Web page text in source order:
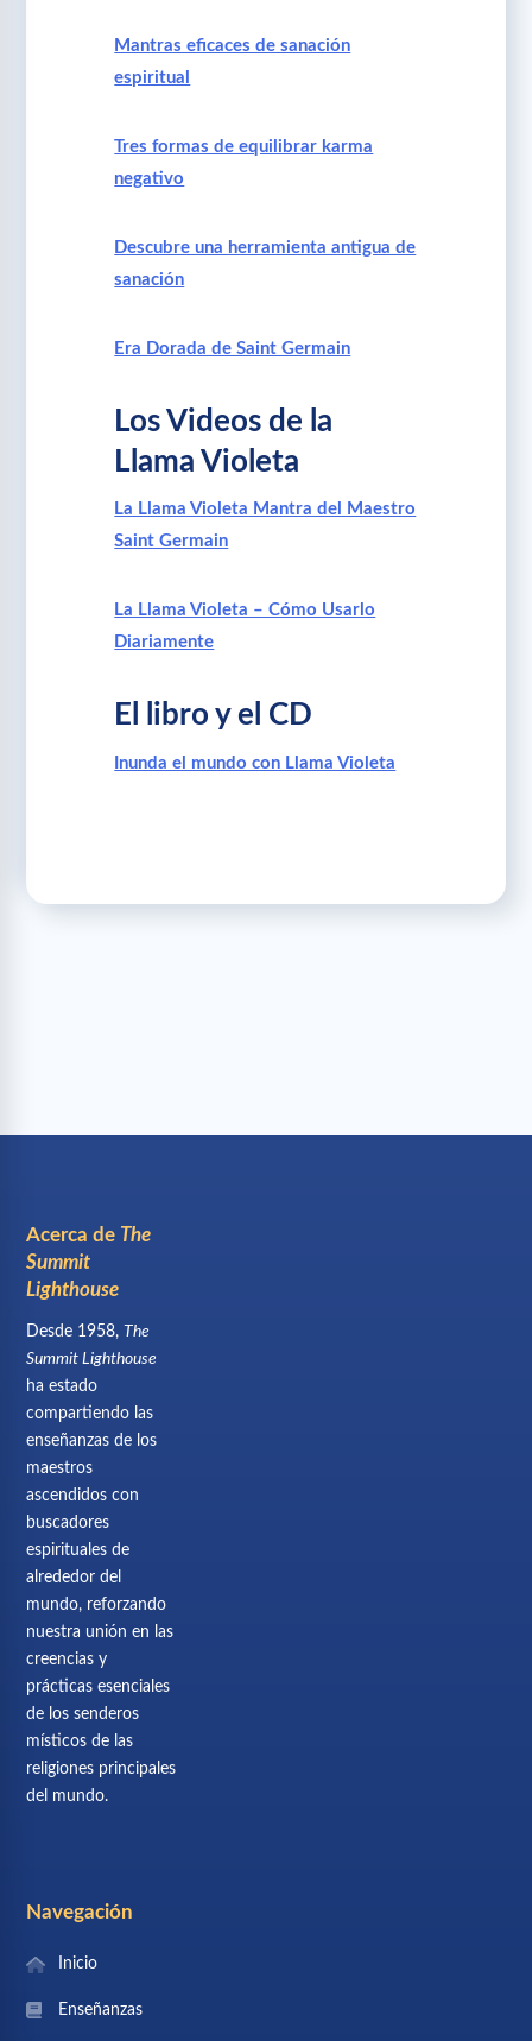
Mantras eficaces de sanación
espiritual
Tres formas de equilibrar karma
negativo
Descubre una herramienta antigua de
sanación
Era Dorada de Saint Germain
Los Videos de la
Llama Violeta
La Llama Violeta Mantra del Maestro
Saint Germain
La Llama Violeta – Cómo Usarlo
Diariamente
El libro y el CD
Inunda el mundo con Llama Violeta
Acerca de The
Summit
Lighthouse
Desde 1958, The
Summit Lighthouse
ha estado
compartiendo las
enseñanzas de los
maestros
ascendidos con
buscadores
espirituales de
alrededor del
mundo, reforzando
nuestra unión en las
creencias y
prácticas esenciales
de los senderos
místicos de las
religiones principales
del mundo.
Navegación
Inicio
Enseñanzas